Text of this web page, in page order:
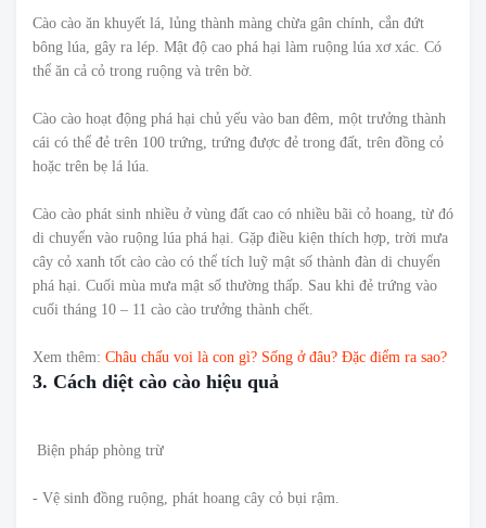
Cào cào ăn khuyết lá, lủng thành màng chừa gân chính, cắn đứt
bông lúa, gây ra lép. Mật độ cao phá hại làm ruộng lúa xơ xác. Có
thể ăn cả cỏ trong ruộng và trên bờ.
Cào cào hoạt động phá hại chủ yếu vào ban đêm, một trưởng thành
cái có thể đẻ trên 100 trứng, trứng được đẻ trong đất, trên đồng cỏ
hoặc trên bẹ lá lúa.
Cào cào phát sinh nhiều ở vùng đất cao có nhiều bãi cỏ hoang, từ đó
di chuyển vào ruộng lúa phá hại. Gặp điều kiện thích hợp, trời mưa
cây cỏ xanh tốt cào cào có thể tích luỹ mật số thành đàn di chuyển
phá hại. Cuối mùa mưa mật số thường thấp. Sau khi đẻ trứng vào
cuối tháng 10 – 11 cào cào trưởng thành chết.
Xem thêm: Châu chấu voi là con gì? Sống ở đâu? Đặc điểm ra sao?
3. Cách diệt cào cào hiệu quả
Biện pháp phòng trừ
- Vệ sinh đồng ruộng, phát hoang cây cỏ bụi rậm.